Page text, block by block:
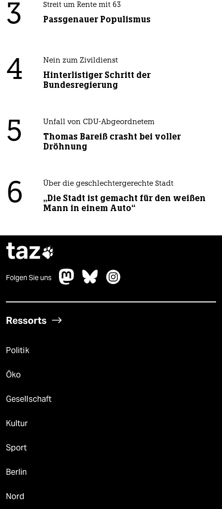
3 Streit um Rente mit 63
Passgenauer Populismus
4 Nein zum Zivildienst
Hinterlistiger Schritt der
Bundesregierung
5 Unfall von CDU-Abgeordnetem
Thomas Bareiß crasht bei voller
Dröhnung
6 Über die geschlechtergerechte Stadt
„Die Stadt ist gemacht für den weißen
Mann in einem Auto“
taz
Folgen Sie uns
Ressorts
Politik
Öko
Gesellschaft
Kultur
Sport
Berlin
Nord